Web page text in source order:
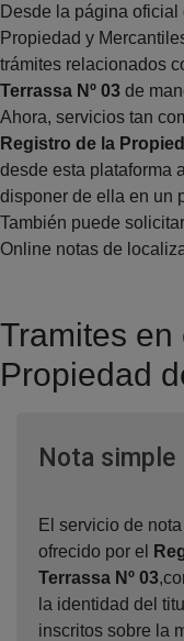
Desde la página
Propiedad y
trámites relacionados
Terrassa Nº 03 de
Ahora, servicios tan
Registro de la
desde esta plataforma
disponer de ella en un
También puede
Online notas de
Tramites en
Propiedad
Nota simple
El servicio de
ofrecido por el
Terrassa Nº 03
la identidad del
inscritos sobre la